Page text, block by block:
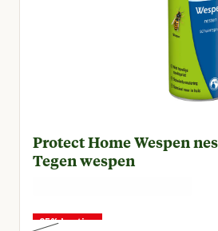
Protect Home Wespen
Tegen wespen
25% korting